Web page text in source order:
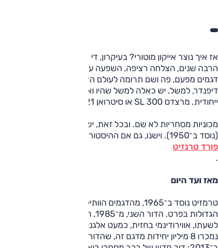
אז איך נוצר אייקון מוטורי? בעיקרון, די קל. אותו שם דגם במשך
הרבה שנים, הצלחה רציפה, השפעה על אחרים, התרפקות על
דגמים מפעם, פה ושם תרומה לעולם האוטומוטיבי. לנד רובר
דיפנדר, למשל. יש כאלה למשל שהיו ואינם, אבל השאירו מורשת
ייחודית. מרצדס 300 SL או סיטרואן DS21, לדוגמא.
מכוניות מסחריות לא שם. ובכל זאת, ישנו פולקסווגן טרנספורטר
(נוסד ב־1950). וישנו, גם אם ההיסטוריה שלו עשירה פחות,
פורד טרנזיט
.
מאז ועד היום
טרמזיט נוסד ב־1965, מהדגמים הוותיקים בכלל, הכי במסחריות
הגדולות בפרט. הדור השני, מ־1985, הביא עיצוב מתקדם ביותר
לשעתו, אווירודינמי בחזית, כמעט אלגנטי היינו אומרים. עד היום
נמכרו 8 מיליון יחידות מדגם זה, שהדור השישי שלו הוצג